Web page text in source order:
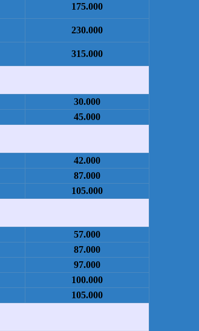
175.000
230.000
315.000
30.000
45.000
42.000
87.000
105.000
57.000
87.000
97.000
100.000
105.000